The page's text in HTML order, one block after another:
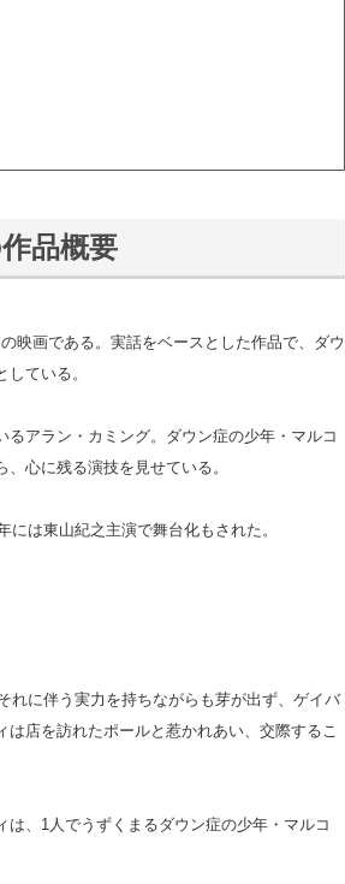
品概要
映画である。実話をベースとした作品で、ダウ
ている。
アラン・カミング。ダウン症の少年・マルコ
心に残る演技を見せている。
は東山紀之主演で舞台化もされた。
に伴う実力を持ちながらも芽が出ず、ゲイバ
店を訪れたポールと惹かれあい、交際するこ
、1人でうずくまるダウン症の少年・マルコ